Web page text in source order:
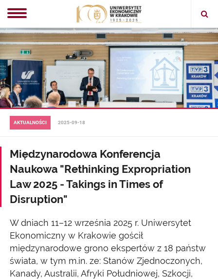
Open
AKTUALNOŚCI 2025-09-18
Międzynarodowa Konferencja
Naukowa "Rethinking Expropriation
Law 2025 - Takings in Times of
Disruption"
W dniach 11–12 września 2025 r. Uniwersytet
Ekonomiczny w Krakowie gościł
międzynarodowe grono ekspertów z 18 państw
świata, w tym m.in. ze: Stanów Zjednoczonych,
Kanady, Australii, Afryki Południowej, Szkocji,